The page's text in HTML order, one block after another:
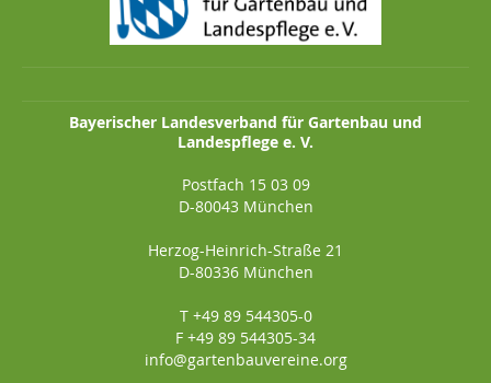
Bayerischer Landesverband für Gartenbau und
Landespflege e. V.
Postfach 15 03 09
D-80043 München
Herzog-Heinrich-Straße 21
D-80336 München
T +49 89 544305-0
F +49 89 544305-34
info@gartenbauvereine.org